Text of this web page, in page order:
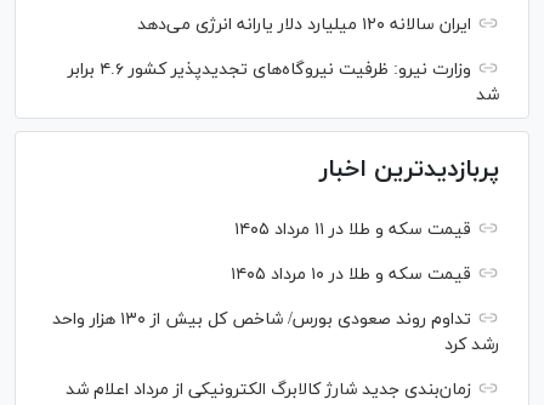
ایران سالانه ۱۲۰ میلیارد دلار یارانه انرژی می‌دهد
وزارت نیرو: ظرفیت نیروگاه‌های تجدیدپذیر کشور ۴.۶ برابر
شد
پربازدیدترین اخبار
قیمت سکه و طلا در ۱۱ مرداد ۱۴۰۵
قیمت سکه و طلا در ۱۰ مرداد ۱۴۰۵
تداوم روند صعودی بورس/ شاخص کل بیش از ۱۳۰ هزار واحد
رشد کرد
زمان‌بندی جدید شارژ کالابرگ الکترونیکی از مرداد اعلام شد